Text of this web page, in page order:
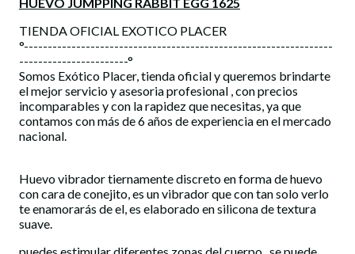
HUEVO JUMPPING RABBIT EGG 1625
TIENDA OFICIAL EXOTICO PLACER
°-----------------------------------------------------------------
-----------------------°
Somos Exótico Placer, tienda oficial y queremos brindarte
el mejor servicio y asesoria profesional , con precios
incomparables y con la rapidez que necesitas, ya que
contamos con más de 6 años de experiencia en el mercado
nacional.
Huevo vibrador tiernamente discreto en forma de huevo
con cara de conejito, es un vibrador que con tan solo verlo
te enamorarás de el, es elaborado en silicona de textura
suave.